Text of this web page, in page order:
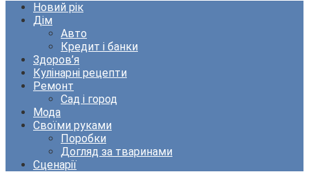
Новий рік
Дім
Авто
Кредит і банки
Здоров’я
Кулінарні рецепти
Ремонт
Сад і город
Мода
Своїми руками
Поробки
Догляд за тваринами
Сценарії